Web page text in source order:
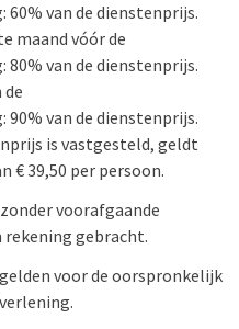
van de dienstenprijs.
maand vóór de
van de dienstenprijs.
de
van de dienstenprijs.
is vastgesteld, geldt
€ 39,50 per persoon.
voorafgaande
rekening gebracht.
voor de oorspronkelijk